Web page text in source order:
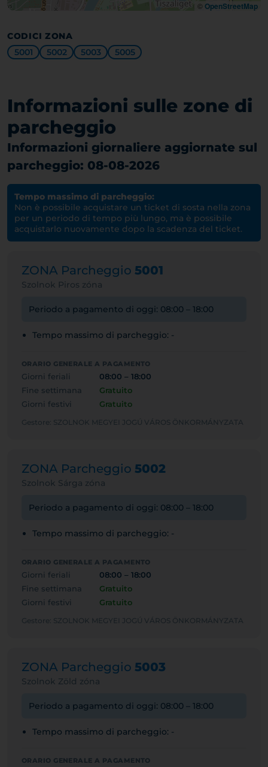
© OpenStreetMap
CODICI ZONA
5001
5002 5003 5005
Informazioni sulle zone di
parcheggio
Informazioni giornaliere aggiornate sul
parcheggio: 08-08-2026
Tempo massimo di parcheggio:
Non è possibile acquistare un ticket di sosta nella zona
per un periodo di tempo più lungo, ma è possibile
acquistarlo nuovamente dopo la scadenza del ticket.
ZONA Parcheggio 5001
Szolnok Piros zóna
Periodo a pagamento di oggi: 08:00 – 18:00
Tempo massimo di parcheggio: -
ORARIO GENERALE A PAGAMENTO
Giorni feriali
08:00 – 18:00
Fine settimana
Gratuito
Giorni festivi
Gratuito
Gestore: SZOLNOK MEGYEI JOGÚ VÁROS ÖNKORMÁNYZATA
ZONA Parcheggio 5002
Szolnok Sárga zóna
Periodo a pagamento di oggi: 08:00 – 18:00
Tempo massimo di parcheggio: -
ORARIO GENERALE A PAGAMENTO
Giorni feriali
08:00 – 18:00
Fine settimana
Gratuito
Giorni festivi
Gratuito
Gestore: SZOLNOK MEGYEI JOGÚ VÁROS ÖNKORMÁNYZATA
ZONA Parcheggio 5003
Szolnok Zöld zóna
Periodo a pagamento di oggi: 08:00 – 18:00
Tempo massimo di parcheggio: -
ORARIO GENERALE A PAGAMENTO